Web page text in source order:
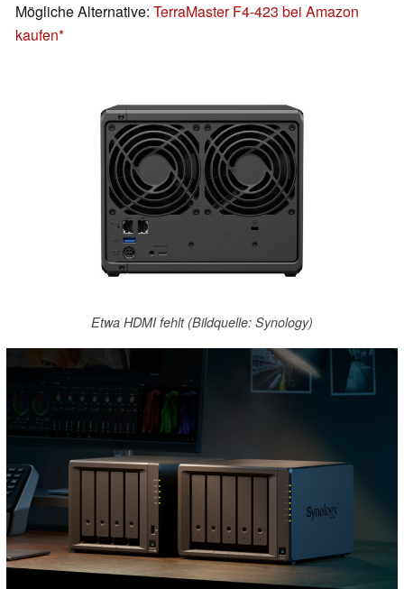
Mögliche Alternative: TerraMaster F4-423 bei Amazon
kaufen
Etwa HDMI fehlt (Bildquelle: Synology)